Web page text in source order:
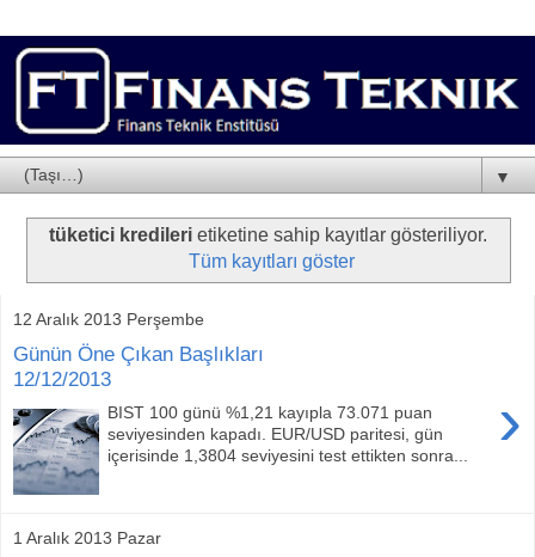
▼
tüketici kredilerietiketine sahip kayıtlar gösteriliyor.
Tüm kayıtları göster
12 Aralık 2013 Perşembe
Günün Öne Çıkan Başlıkları
12/12/2013
›
BIST 100 günü %1,21 kayıpla 73.071 puan
seviyesinden kapadı. EUR/USD paritesi, gün
içerisinde 1,3804 seviyesini test ettikten sonra...
1 Aralık 2013 Pazar